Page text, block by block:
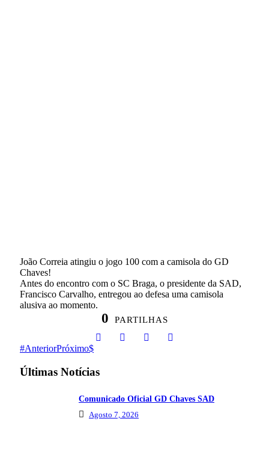
João Correia atingiu o jogo 100 com a camisola do GD
Chaves!
Antes do encontro com o SC Braga, o presidente da SAD,
Francisco Carvalho, entregou ao defesa uma camisola
alusiva ao momento.
0 PARTILHAS
AnteriorPróximo
Últimas Notícias
Comunicado Oficial GD Chaves SAD
Agosto 7, 2026